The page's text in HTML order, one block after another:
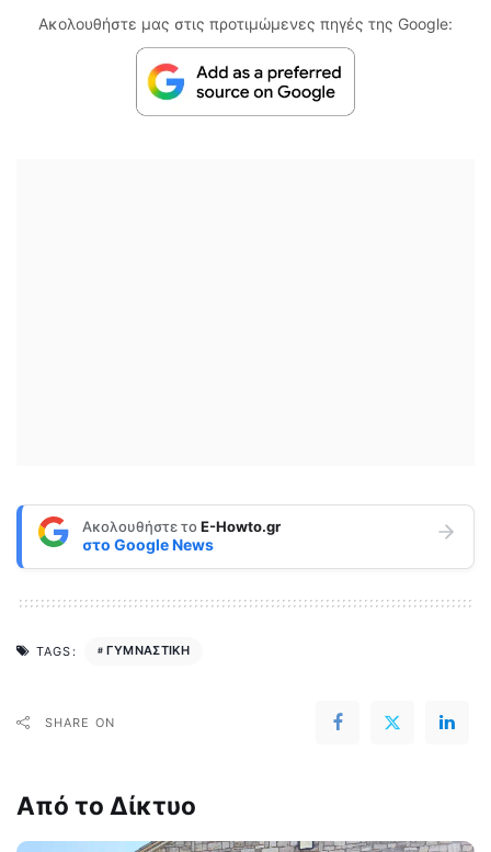
Ακολουθήστε μας στις προτιμώμενες πηγές της Google:
Ακολουθήστε τοE-Howto.gr
στο Google News
TAGS: ΓΥΜΝΑΣΤΙΚΗ
SHARE ON
Από το Δίκτυο